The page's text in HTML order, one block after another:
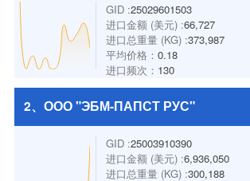
GID :25029601503
进口金额 (美元) :66,727
进口总重量 (KG) :373,987
平均价格： 0.18
进口频次： 130
2、ООО "ЭБМ-ПАПСТ РУС"
GID :25003910390
进口金额 (美元) :6,936,050
进口总重量 (KG) :300,188